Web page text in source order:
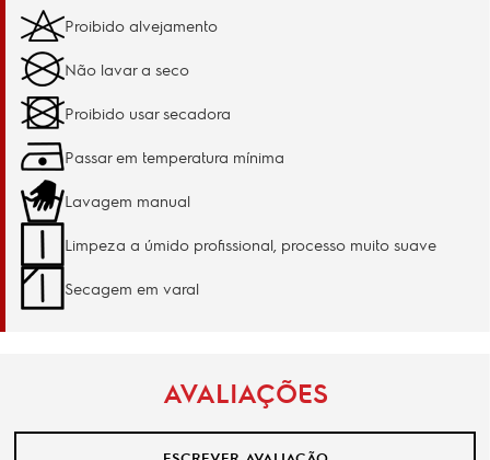
Proibido alvejamento
Não lavar a seco
Proibido usar secadora
Passar em temperatura mínima
Lavagem manual
Limpeza a úmido profissional, processo muito suave
Secagem em varal
AVALIAÇÕES